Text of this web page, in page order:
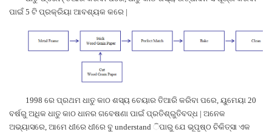
ପାଇଁ 5 ଟି ପ୍ରକ୍ରିୟା ଆବଶ୍ୟକ କରେ |
1998 ରେ ପ୍ରଥମ ଧାତୁ କାଠ ଶସ୍ୟ ଚେୟାର ତିଆରି କରିବା ପରେ, ୟୁମେୟା 20
ବର୍ଷରୁ ଅଧିକ ଧାତୁ କାଠ ଧାନର ଗବେଷଣା ପାଇଁ ପ୍ରତିଶ୍ରୁତିବଦ୍ଧ | ଅନେକ
ଅଭ୍ୟାସରେ, ଆମେ ଧୀରେ ଧୀରେ ବୁ understand ିପାରୁ ଯେ ଭୂପୃଷ୍ଠ ଚିକିତ୍ସା ଏକ